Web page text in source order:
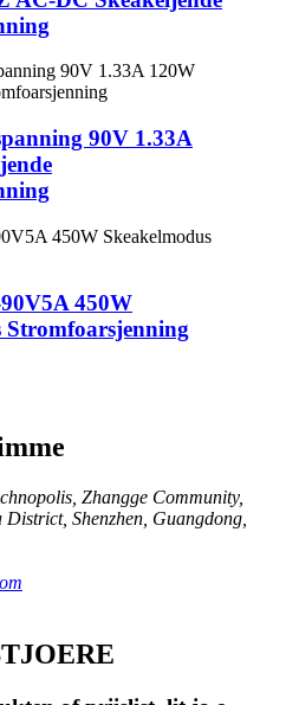
90V 1.33A
450W
Stromfoarsjenning
Zhangge Community,
Shenzhen, Guangdong,